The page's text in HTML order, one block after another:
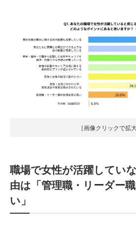
［画像クリックで拡大
職場で女性が活躍してい
由は「管理職・リーダー
い」